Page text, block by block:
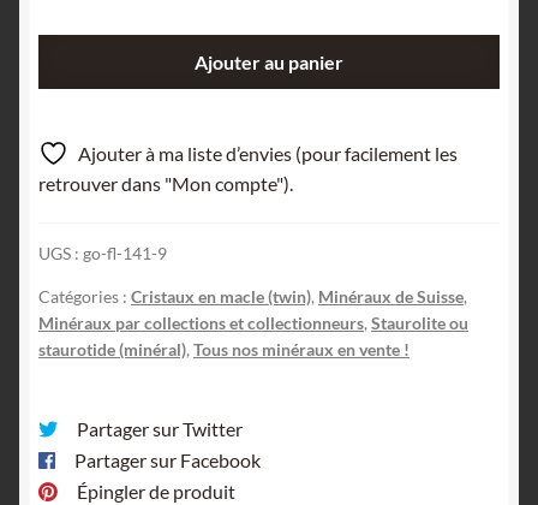
Pizzo
Forno,
Tessin,
Spécimen
historique.
Ajouter au panier
Ajouter à ma liste d’envies (pour facilement les
retrouver dans "Mon compte").
UGS : go-fl-141-9
Catégories : Cristaux en macle (twin), Minéraux de Suisse,
Minéraux par collections et collectionneurs, Staurolite ou
staurotide (minéral), Tous nos minéraux en vente !
Partager sur Twitter
Partager sur Facebook
Épingler de produit